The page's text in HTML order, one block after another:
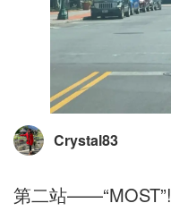
Crystal83
第二站——“MOST”!